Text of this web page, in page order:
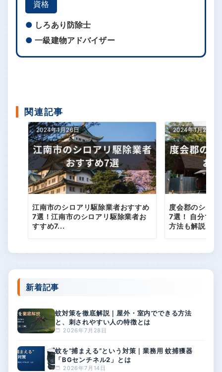
資格
しろあり防除士
一級建物アドバイザー
関連記事
2024年1月26日
江南市のシロアリ駆除業者おすすめ
7選！江南市のシロアリ駆除業者お
すすめ7...
2024年1月24日
度会郡のシロ
7選！ 自分で行
方法も解説
新着記事
蚊対策を徹底解説｜屋外・室内でできる方法
と、刺されやすい人の特徴とは
2026年7月28日
蚊を“捕まえる”という対策｜業務用 蚊捕獲器
「BGセンチネル2」とは
2026年7月14日